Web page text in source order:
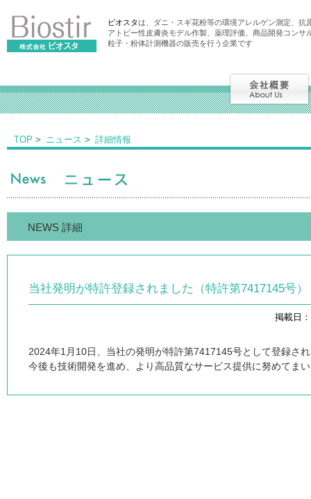
ビオスタは、ダニ・スギ花粉等の環境アレルゲン測定、抗
アトピー性皮膚炎モデル作製、薬理評価、商品開発コンサ
粒子・粉体計測機器の販売を行う企業です
TOP ニュース 詳細情報
NEWS 詳細
当社発明が特許登録されました（特許第7417145号）
掲載日
2024年1月10日、当社の発明が特許第7417145号として登録さ
今後も技術開発を進め、より高品質なサービス提供に努めてま